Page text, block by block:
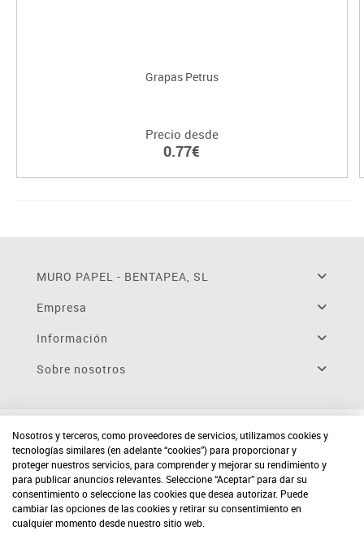
Grapas Petrus
Precio desde
0.77€
MURO PAPEL - BENTAPEA, SL
Empresa
Información
Sobre nosotros
Nosotros y terceros, como proveedores de servicios, utilizamos cookies y
tecnologías similares (en adelante “cookies”) para proporcionar y
proteger nuestros servicios, para comprender y mejorar su rendimiento y
para publicar anuncios relevantes. Seleccione “Aceptar” para dar su
consentimiento o seleccione las cookies que desea autorizar. Puede
cambiar las opciones de las cookies y retirar su consentimiento en
cualquier momento desde nuestro sitio web.